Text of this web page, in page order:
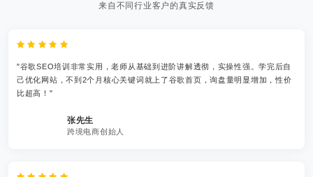
来自不同行业客户的真实反馈
"谷歌SEO培训非常实用，老师从基础到进阶讲解透彻，实操性强。学完后自
己优化网站，不到2个月核心关键词就上了谷歌首页，询盘量明显增加，性价
比超高！"
张先生
跨境电商创始人